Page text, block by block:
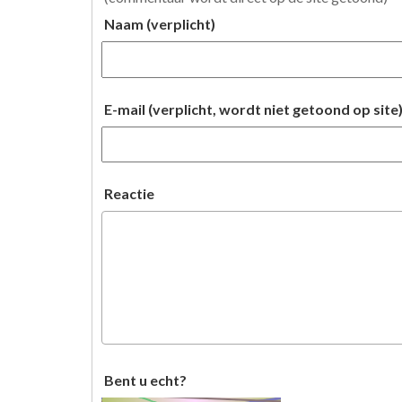
Naam (verplicht)
E-mail (verplicht, wordt niet getoond op site)
Reactie
Bent u echt?